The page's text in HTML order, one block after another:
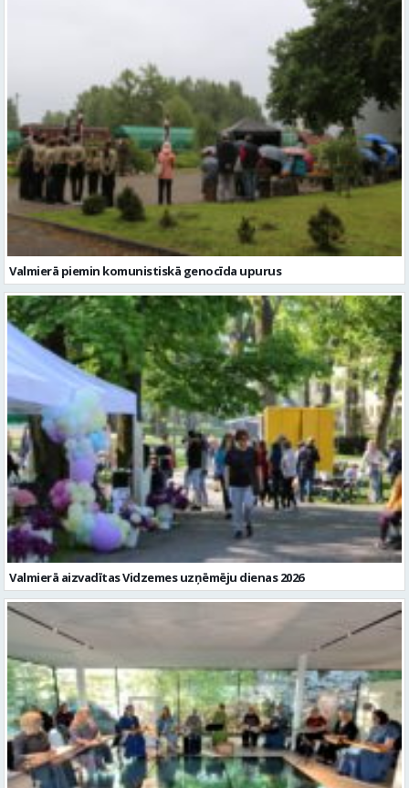
Valmierā piemin komunistiskā genocīda upurus
Valmierā aizvadītas Vidzemes uzņēmēju dienas 2026